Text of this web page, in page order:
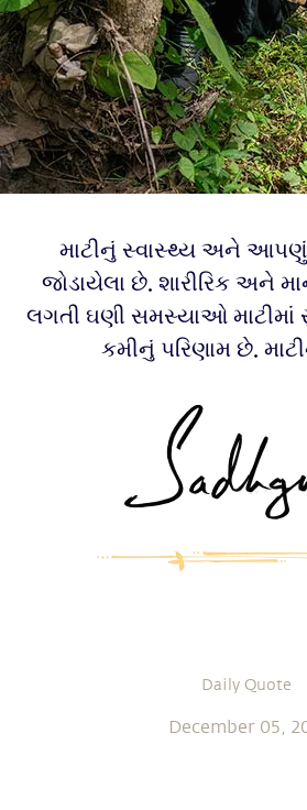
માટીનું સ્વાસ્થ્ય અને આપણું
જોડાયેલા છે. શારીરિક અને
લગતી ઘણી સમસ્યાઓ માટીમાં
કમીનું પરિણામ છે.
Daily Quote
December 05,